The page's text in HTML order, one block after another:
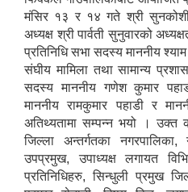
मंसिर १३ र १४ गते श्री सुनकोशी
अध्यक्ष श्री पार्वती सुनुवारको
प्रतिनिधि सभा सदस्य माननीय
संघीय मामिला तथा सामान्य
सदस्य माननीय गणेश कुमार
माननीय रामकुमार पहाडी र
अतिथ्यतामा सम्पन्न भयो । उक्त
जिल्ला अन्तर्गतका नगरपालिका,
उपप्रमुख, उपाध्यक्ष लगायत
प्रतिनिधिहरु, सिन्धुली प्रमुख